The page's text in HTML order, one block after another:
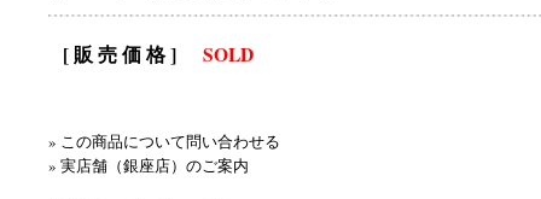
[ 販 売 価 格 ] SOLD
» この商品について問い合わせる
» 実店舗（銀座店）のご案内